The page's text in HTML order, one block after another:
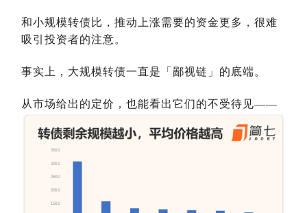
和小规模转债比，推动上涨需要的资金更多，很难
吸引投资者的注意。
事实上，大规模转债一直是「鄙视链」的底端。
从市场给出的定价，也能看出它们的不受待见——